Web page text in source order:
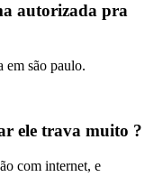
autorizada pra
em são paulo.
ele trava muito ?
com internet, e